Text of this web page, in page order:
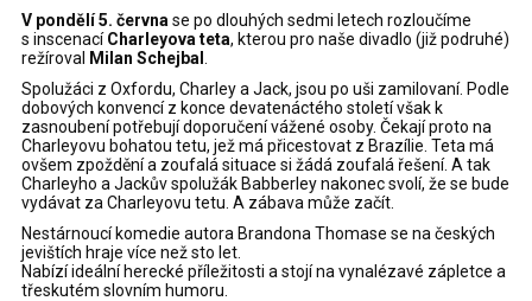
V pondělí 5. června se po dlouhých sedmi letech rozloučíme
s inscenacíCharleyova teta, kterou pro naše divadlo (již podruhé)
režíroval
Milan Schejbal
Spolužáci z Oxfordu, Charley a Jack, jsou po uši zamilovaní. Podle
dobových konvencí z konce devatenáctého století však k
zasnoubení potřebují doporučení vážené osoby. Čekají proto na
Charleyovu bohatou tetu, jež má přicestovat z Brazílie. Teta má
ovšem zpoždění a zoufalá situace si žádá zoufalá řešení. A tak
Charleyho a Jackův spolužák Babberley nakonec svolí, že se bude
vydávat za Charleyovu tetu. A zábava může začít.
Nestárnoucí komedie autora Brandona Thomase se na českých
jevištích hraje více než sto let.
Nabízí ideální herecké příležitosti a stojí na vynalézavé zápletce a
třeskutém slovním humoru.